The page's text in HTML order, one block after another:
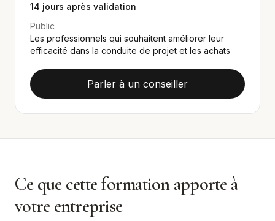
14 jours après validation
Public
Les professionnels qui souhaitent améliorer leur
efficacité dans la conduite de projet et les achats
Parler à un conseiller
Ce que cette formation apporte à
votre entreprise